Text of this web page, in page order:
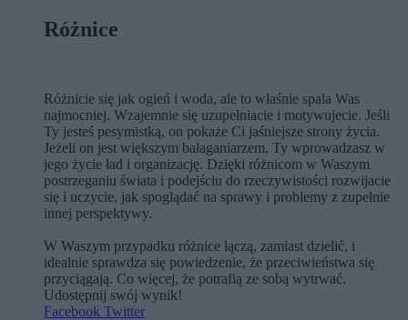
Różnice
Różnicie się jak ogień i woda, ale to właśnie spala Was
najmocniej. Wzajemnie się uzupełniacie i motywujecie. Jeśli
Ty jesteś pesymistką, on pokaże Ci jaśniejsze strony życia.
Jeżeli on jest większym bałaganiarzem, Ty wprowadzasz w
jego życie ład i organizację. Dzięki różnicom w Waszym
postrzeganiu świata i podejściu do rzeczywistości rozwijacie
się i uczycie, jak spoglądać na sprawy i problemy z zupełnie
innej perspektywy.
W Waszym przypadku różnice łączą, zamiast dzielić, i
idealnie sprawdza się powiedzenie, że przeciwieństwa się
przyciągają. Co więcej, że potrafią ze sobą wytrwać.
Udostępnij swój wynik!
Facebook Twitter